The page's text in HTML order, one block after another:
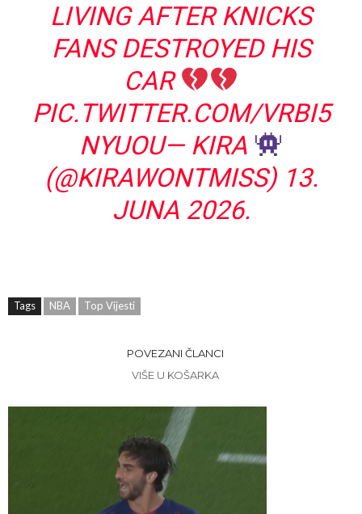
LIVING AFTER KNICKS
FANS DESTROYED HIS
CAR
PIC.TWITTER.COM/VRBI5
NYUOU— KIRA
(@KIRAWONTMISS) 13.
JUNA 2026.
Tags NBA Top Vijesti
POVEZANI ČLANCI
VIŠE U KOŠARKA